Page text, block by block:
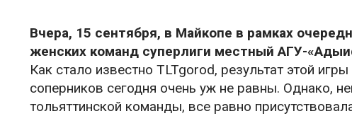
Вчера, 15 сентября, в Майкопе в рамках
женских команд суперлиги местный АГУ-
Как стало известно TLTgorod, результат этой
соперников сегодня очень уж не равны. Однако,
тольяттинской команды, все равно